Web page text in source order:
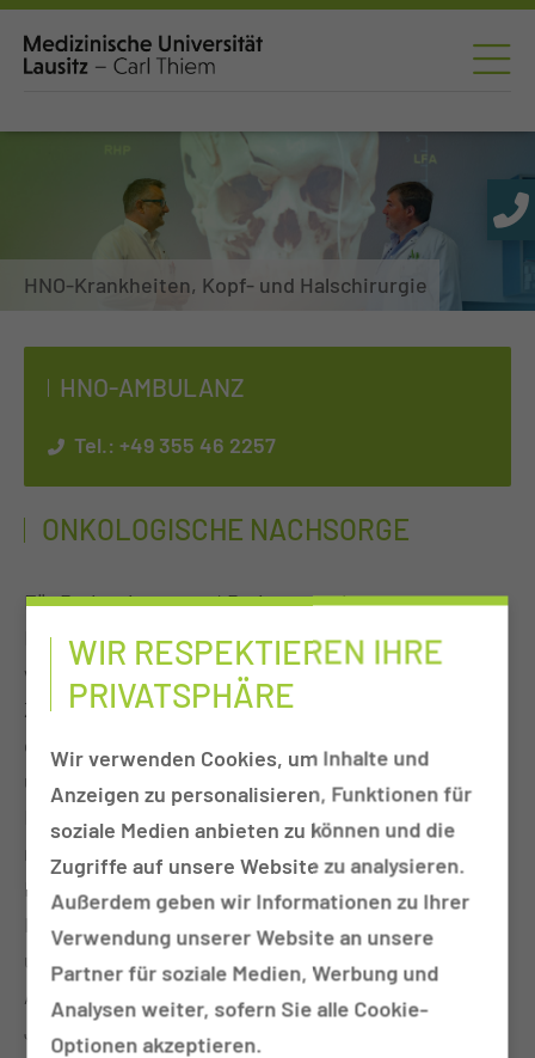
HNO-Krankheiten, Kopf- und Halschirurgie
HNO-AM­BU­LANZ
Tel.: +49 355 46 2257
ONKOLOGISCHE NACHSORGE
Für Patientinnen und Patienten mit
Krebserkrankungen im Kopf-Hals-Bereich bieten
wir eine onkologische Nachsorgesprechstunde an.
Ziel dieser Nachsorge ist es, ein Wiederauftreten
der Krebserkrankung frühzeitig zu erkennen. Wir
unterstützen Sie aber auch bei Ihrer individuellen
Rehabilitation nach stattgefundener Tumortherapie
mittels Operation und Strahlungstherapie, evtl. in
Kombination mit einer Chemotherapie. Wir bieten
Ihnen eine mehrjährige Betreuung, welche
unmittelbar nach Tumortherapie in kürzeren
Abständen erfolgt, sich nach Jahren verlängern.
Jede Nachsorgeeinheit enthält eine klinische
WIR RESPEKTIEREN IHRE
PRIVATSPHÄRE
Wir verwenden Cookies, um Inhalte und
Anzeigen zu personalisieren, Funktionen für
soziale Medien anbieten zu können und die
Zugriffe auf unsere Website zu analysieren.
Außerdem geben wir Informationen zu Ihrer
Verwendung unserer Website an unsere
Partner für soziale Medien, Werbung und
Analysen weiter, sofern Sie alle Cookie-
Optionen akzeptieren.